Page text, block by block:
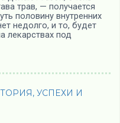
трав, — получается
половину внутренних
недолго, и то, будет
лекарствах под
УСПЕХИ И